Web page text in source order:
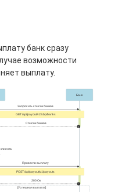
банк сразу
возможности
выплату.